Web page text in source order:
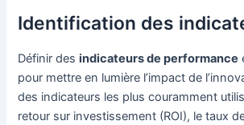
Identification des
Définir desindicateurs de performance
pour mettre en lumière l’impact de
des indicateurs les plus couramment
retour sur investissement (ROI), le taux